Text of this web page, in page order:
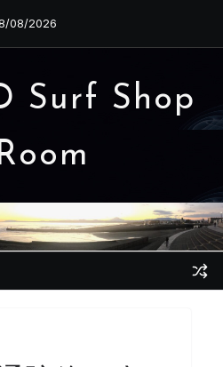
08/2026
Surf Shop